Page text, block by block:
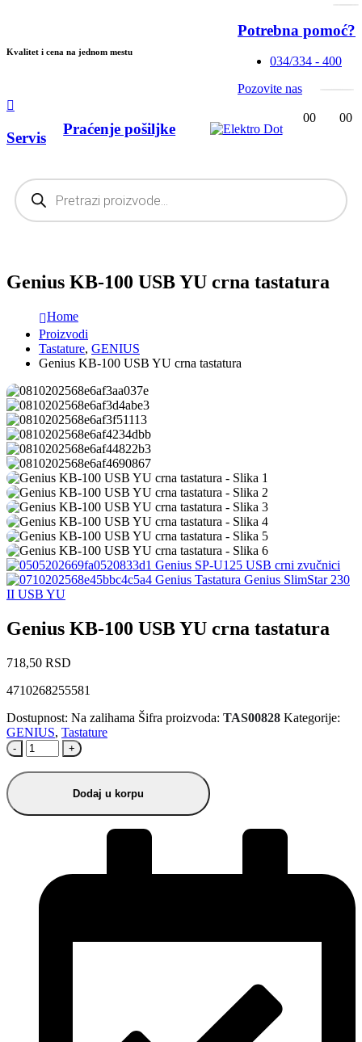
Kvalitet i cena na jednom mestu
Potrebna pomoć?
034/334 - 400
Pozovite nas
Products
search
Servis
Praćenje pošiljke
00 00
Genius KB-100 USB YU crna tastatura
Home
Proizvodi
Tastature, GENIUS
Genius KB-100 USB YU crna tastatura
Genius SP-U125 USB crni zvučnici
Genius Tastatura Genius SlimStar 230
II USB YU
Genius KB-100 USB YU crna tastatura
718,50 RSD
4710268255581
Dostupnost: Na zalihama Šifra proizvoda: TAS00828 Kategorije:
GENIUS, Tastature
- +
Dodaj u korpu